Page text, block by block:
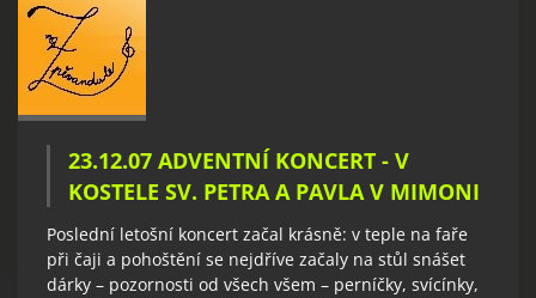
23.12.07 ADVENTNÍ KONCERT - V
KOSTELE SV. PETRA A PAVLA V MIMONI
Poslední letošní koncert začal krásně: v teple na faře
při čaji a pohoštění se nejdříve začaly na stůl snášet
dárky – pozornosti od všech všem – perníčky, svícínky,